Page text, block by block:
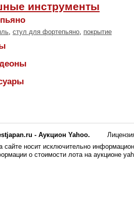
инструменты
, стул для фортепьяно, покрытие
- Аукцион Yahoo.
сайте носит исключительно
о стоимости лота на аукционе